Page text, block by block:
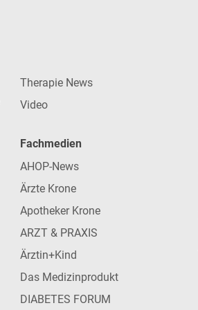
Therapie News
Video
Fachmedien
AHOP-News
Ärzte Krone
Apotheker Krone
ARZT & PRAXIS
Ärztin+Kind
Das Medizinprodukt
DIABETES FORUM